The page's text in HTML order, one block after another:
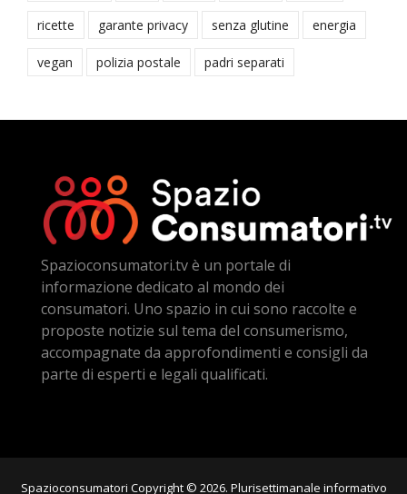
ricette garante privacy senza glutine energia
vegan polizia postale padri separati
Spazioconsumatori.tv è un portale di
informazione dedicato al mondo dei
consumatori. Uno spazio in cui sono raccolte e
proposte notizie sul tema del consumerismo,
accompagnate da approfondimenti e consigli da
parte di esperti e legali qualificati.
Spazioconsumatori Copyright © 2026. Plurisettimanale informativo